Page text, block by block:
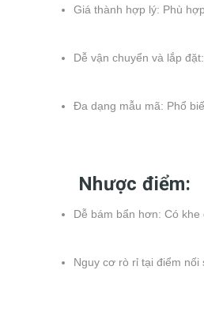
Giá thành hợp lý: Phù
Dễ vận chuyển và lắp
Đa dạng mẫu mã: Phổ
Nhược điểm:
Dễ bám bẩn hơn: Có
Nguy cơ rò rỉ tại điểm